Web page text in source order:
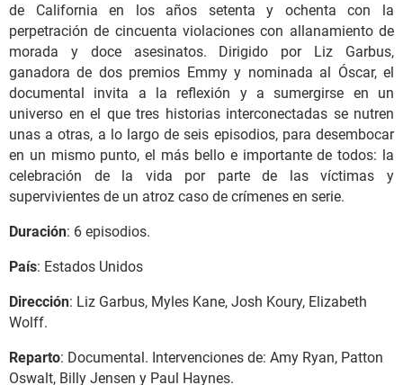
de California en los años setenta y ochenta con la
perpetración de cincuenta violaciones con allanamiento de
morada y doce asesinatos. Dirigido por Liz Garbus,
ganadora de dos premios Emmy y nominada al Óscar, el
documental invita a la reflexión y a sumergirse en un
universo en el que tres historias interconectadas se nutren
unas a otras, a lo largo de seis episodios, para desembocar
en un mismo punto, el más bello e importante de todos: la
celebración de la vida por parte de las víctimas y
supervivientes de un atroz caso de crímenes en serie.
Duración: 6 episodios.
País: Estados Unidos
Dirección: Liz Garbus, Myles Kane, Josh Koury, Elizabeth
Wolff.
Reparto: Documental. Intervenciones de: Amy Ryan, Patton
Oswalt, Billy Jensen y Paul Haynes.